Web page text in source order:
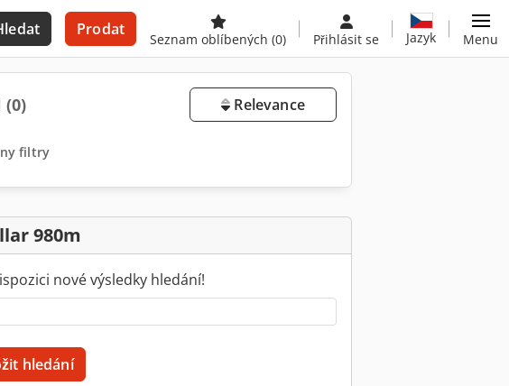
Prodat
Seznam oblíbených (0) Přihlásit se Jazyk Menu
(0) Relevance
filtry
980m
nové výsledky hledání!
hledání